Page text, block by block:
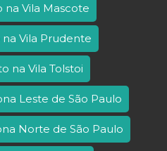
Vila Mascote
Vila Prudente
na Vila Tolstoi
Leste de São Paulo
Norte de São Paulo